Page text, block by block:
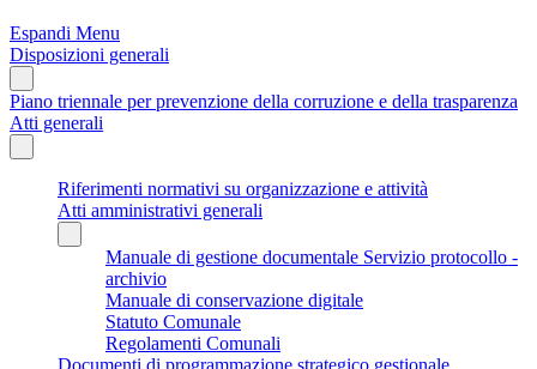
Espandi Menu
Disposizioni generali
Piano triennale per prevenzione della corruzione e della trasparenza
Atti generali
Riferimenti normativi su organizzazione e attività
Atti amministrativi generali
Manuale di gestione documentale Servizio protocollo -
archivio
Manuale di conservazione digitale
Statuto Comunale
Regolamenti Comunali
Documenti di programmazione strategico gestionale